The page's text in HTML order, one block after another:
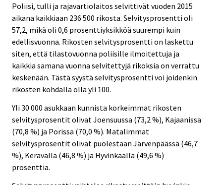
Poliisi, tulli ja rajavartiolaitos selvittivät vuoden 2015
aikana kaikkiaan 236 500 rikosta. Selvitysprosentti oli
57,2, mikä oli 0,6 prosenttiyksikköä suurempi kuin
edellisvuonna. Rikosten selvitysprosentti on laskettu
siten, että tilastovuonna poliisille ilmoitettuja ja
kaikkia samana vuonna selvitettyjä rikoksia on verrattu
keskenään. Tästä syystä selvitysprosentti voi joidenkin
rikosten kohdalla olla yli 100.
Yli 30 000 asukkaan kunnista korkeimmat rikosten
selvitysprosentit olivat Joensuussa (73,2 %), Kajaanissa
(70,8 %) ja Porissa (70,0 %). Matalimmat
selvitysprosentit olivat puolestaan Järvenpäässä (46,7
%), Keravalla (46,8 %) ja Hyvinkäällä (49,6 %)
prosenttia.